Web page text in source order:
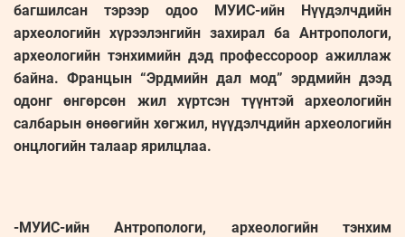
багшилсан тэрээр одоо МУИС-ийн Нүүдэлчдийн
археологийн хүрээлэнгийн захирал ба Антропологи,
археологийн тэнхимийн дэд профессороор ажиллаж
байна. Францын “Эрдмийн дал мод” эрдмийн дээд
одонг өнгөрсөн жил хүртсэн түүнтэй археологийн
салбарын өнөөгийн хөгжил, нүүдэлчдийн археологийн
онцлогийн талаар ярилцлаа.
-МУИС-ийн Антропологи, археологийн тэнхим